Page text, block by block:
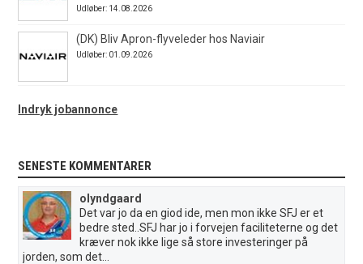
Udløber: 14.08.2026
(DK) Bliv Apron-flyveleder hos Naviair
Udløber: 01.09.2026
Indryk jobannonce
SENESTE KOMMENTARER
olyndgaard
Det var jo da en giod ide, men mon ikke SFJ er et
bedre sted..SFJ har jo i forvejen faciliteterne og det
kræver nok ikke lige så store investeringer på
jorden, som det...